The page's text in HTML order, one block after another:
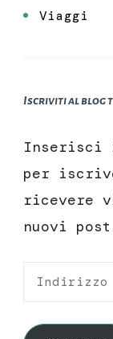
Viaggi
Iscriviti al blog
Inserisci
per
ricevere
nuovi
Indirizzo
mail